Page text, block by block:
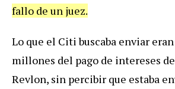
fallo de un juez.
Lo que el Citi buscaba enviar
millones del pago de intereses
Revlon, sin percibir que estaba